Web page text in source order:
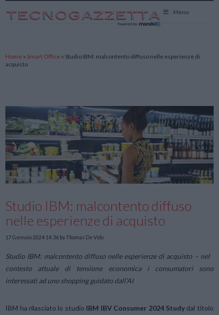
Menu
Home » Smart Office » Studio IBM: malcontento diffuso nelle esperienze di
acquisto
Studio IBM: malcontento diffuso
nelle esperienze di acquisto
17 Gennaio 2024 14:36 by Thomas De Vido
Studio IBM: malcontento diffuso nelle esperienze di acquisto – nel
contesto attuale di tensione economica i consumatori sono
interessati ad uno shopping guidato dall’AI
IBM ha rilasciato lo studio IBM IBV Consumer 2024 Studydal titolo